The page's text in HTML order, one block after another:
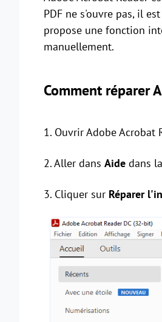
PDF ne s'ouvre pas, il
propose une fonction
manuellement.
Comment réparer
1. Ouvrir Adobe Acrobat
2. Aller dans Aide dans
3. Cliquer sur Réparer